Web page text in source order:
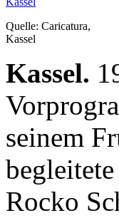
Quelle: Caricatura,
Kassel
Kassel.
seinem
Rocko